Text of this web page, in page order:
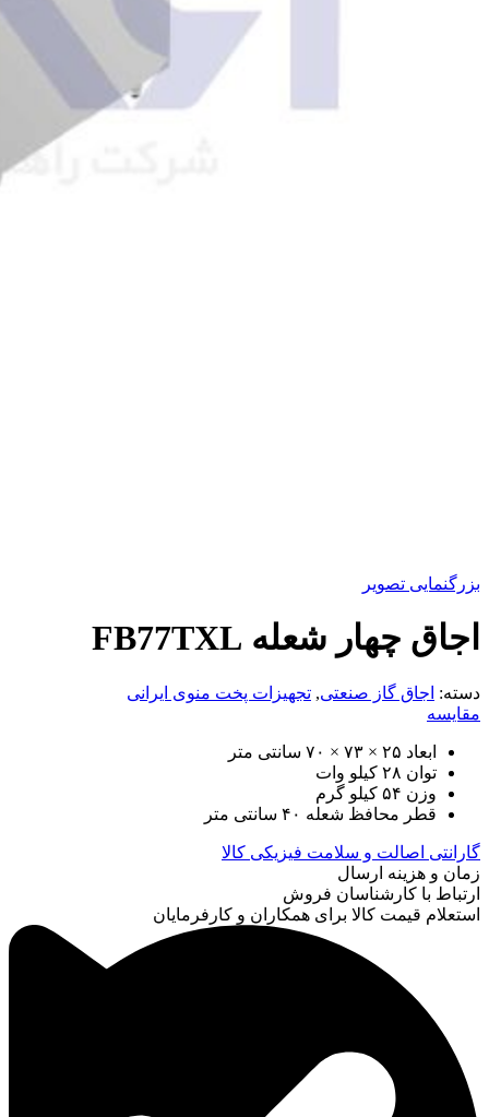
بزرگنمایی تصویر
اجاق چهار شعله FB77TXL
دسته: اجاق گاز صنعتی, تجهیزات پخت منوی ایرانی
مقایسه
ابعاد ۲۵ × ۷۳ × ۷۰ سانتی متر
توان ۲۸ کیلو وات
وزن ۵۴ کیلو گرم
قطر محافظ شعله ۴۰ سانتی متر
گارانتی اصالت و سلامت فیزیکی کالا
زمان و هزینه ارسال
ارتباط با کارشناسان فروش
استعلام قیمت کالا برای همکاران و کارفرمایان